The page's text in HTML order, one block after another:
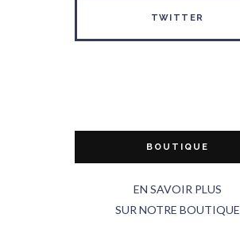
TWITTER
BOUTIQUE
EN SAVOIR PLUS
SUR NOTRE BOUTIQUE